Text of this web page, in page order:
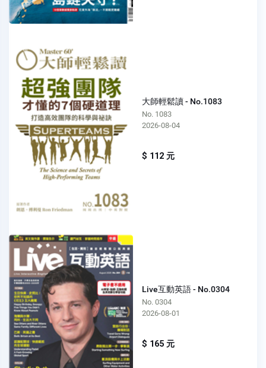
大師輕鬆讀 - No.1083
No. 1083
2026-08-04
$ 112 元
Live互動英語 - No.0304
No. 0304
2026-08-01
$ 165 元